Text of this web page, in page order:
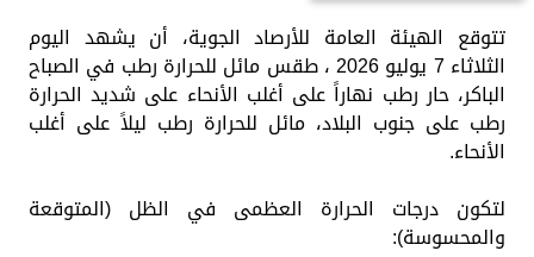
​تتوقع الهيئة العامة للأرصاد الجوية، أن يشهد اليوم
الثلاثاء 7 يوليو 2026 ، طقس مائل للحرارة رطب في الصباح
الباكر، حار رطب نهاراً على أغلب الأنحاء على شديد الحرارة
رطب على جنوب البلاد، مائل للحرارة رطب ليلاً على أغلب
الأنحاء.
لتكون درجات الحرارة العظمى في الظل (المتوقعة
والمحسوسة):